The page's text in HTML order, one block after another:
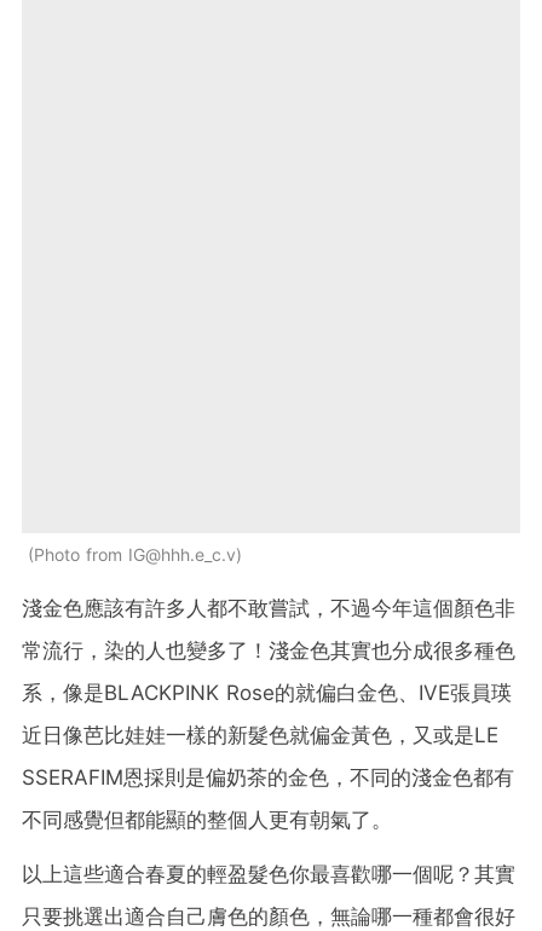
Photo from IG@hhh.e_c.v
淺金色應該有許多人都不敢嘗試，不過今年這個顏色非
常流行，染的人也變多了！淺金色其實也分成很多種色
系，像是BLACKPINK Rose的就偏白金色、IVE張員瑛
近日像芭比娃娃一樣的新髮色就偏金黃色，又或是LE
SSERAFIM恩採則是偏奶茶的金色， 不同的淺金色都有
不同感覺但都能顯的整個人更有朝氣了。
以上這些適合春夏的輕盈髮色你最喜歡哪一個呢？其實
只要挑選出適合自己膚色的顏色，無論哪一種都會很好